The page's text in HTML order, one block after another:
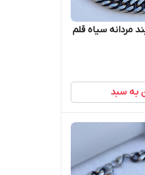
مردانه سیاه قلم
به سبد